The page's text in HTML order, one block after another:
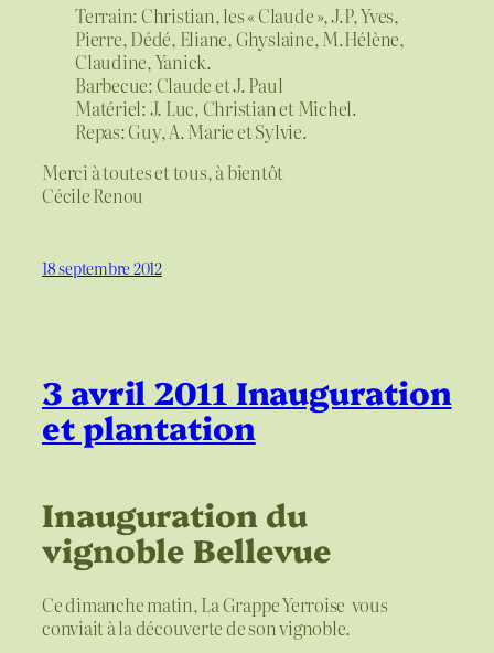
Terrain: Christian, les « Claude », J.P, Yves,
Pierre, Dédé, Eliane, Ghyslaine, M.Hélène,
Claudine, Yanick.
Barbecue: Claude et J. Paul
Matériel: J. Luc, Christian et Michel.
Repas: Guy, A. Marie et Sylvie.
Merci à toutes et tous, à bientôt
Cécile Renou
18 septembre 2012
3 avril 2011 Inauguration
et plantation
Inauguration du
vignoble Bellevue
Ce dimanche matin, La Grappe Yerroise vous
conviait à la découverte de son vignoble.